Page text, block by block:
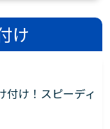
け
付け！スピーディ